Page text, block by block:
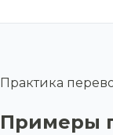
Практика
Примеры